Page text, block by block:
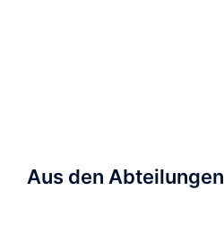
Aus den Abteilungen